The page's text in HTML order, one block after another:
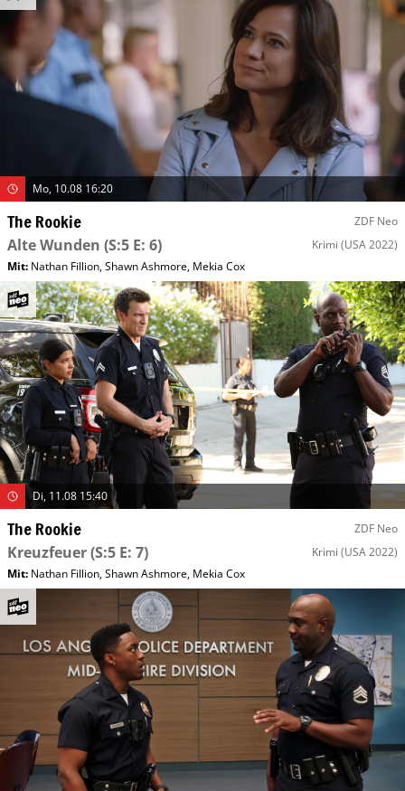
Mo, 10.08 16:20
The Rookie ZDF Neo
Alte Wunden (S:5 E: 6) Krimi (USA 2022)
Mit: Nathan Fillion,Shawn Ashmore, Mekia Cox
Di, 11.08 15:40
The Rookie ZDF Neo
Kreuzfeuer(S:5 E: 7) Krimi (USA 2022)
Mit: Nathan Fillion,Shawn Ashmore, Mekia Cox